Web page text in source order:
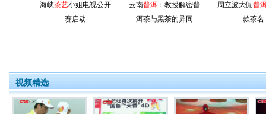
海峡茶艺小姐电视公开
赛启动
云南普洱 ：教授解密普
洱茶与黑茶的异同
周立波大侃普
款茶名
视频精选